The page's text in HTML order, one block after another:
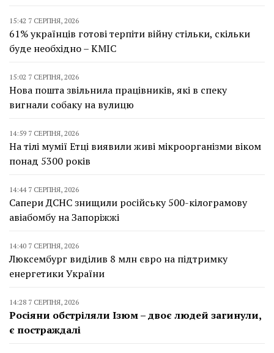
15:42 7 СЕРПНЯ, 2026
61% українців готові терпіти війну стільки, скільки
буде необхідно – КМІС
15:02 7 СЕРПНЯ, 2026
Нова пошта звільнила працівників, які в спеку
вигнали собаку на вулицю
14:59 7 СЕРПНЯ, 2026
На тілі мумії Етці виявили живі мікроорганізми віком
понад 5300 років
14:44 7 СЕРПНЯ, 2026
Сапери ДСНС знищили російську 500-кілограмову
авіабомбу на Запоріжжі
14:40 7 СЕРПНЯ, 2026
Люксембург виділив 8 млн євро на підтримку
енергетики України
14:28 7 СЕРПНЯ, 2026
Росіяни обстріляли Ізюм – двоє людей загинули,
є постраждалі